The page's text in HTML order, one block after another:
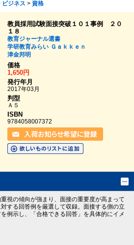
ビジネス > 資格
教員採用試験面接突破１０１事例 ２０
１８
教育ジャーナル選書
学研教育みらい Ｇａｋｋｅｎ
津金邦明
価格
1,650円
発行年月
2017年03月
判型
Ａ５
ISBN
9784058007372
視の傾向が強まり、面接の重要度が高まって
する回答例を厳選して収録。面接する側の立
例示し、「合格できる回答」を具体的にイメ